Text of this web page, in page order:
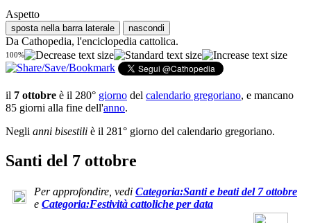
Aspetto
sposta nella barra laterale nascondi
Da Cathopedia, l'enciclopedia cattolica.
100%
il 7 ottobre è il 280° giorno del calendario gregoriano, e mancano
85 giorni alla fine dell'anno.
Negli anni bisestili è il 281° giorno del calendario gregoriano.
Santi del 7 ottobre
Per approfondire, vedi Categoria:Santi e beati del 7 ottobre
e Categoria:Festività cattoliche per data